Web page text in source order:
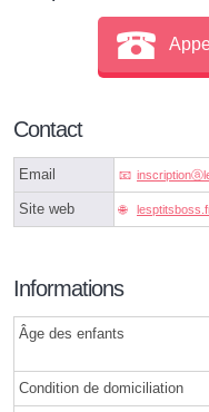
Contact
Email
Site web
Informations
Âge des enfants
Condition de domiciliation